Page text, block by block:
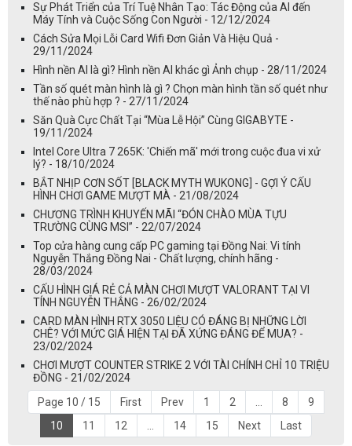
Sự Phát Triển của Trí Tuệ Nhân Tạo: Tác Động của AI đến
Máy Tính và Cuộc Sống Con Người - 12/12/2024
Cách Sửa Mọi Lỗi Card Wifi Đơn Giản Và Hiệu Quả -
29/11/2024
Hình nền AI là gì? Hình nền AI khác gì Ảnh chụp - 28/11/2024
Tần số quét màn hình là gì ? Chọn màn hình tần số quét như
thế nào phù hợp ? - 27/11/2024
Săn Quà Cực Chất Tại “Mùa Lễ Hội” Cùng GIGABYTE -
19/11/2024
Intel Core Ultra 7 265K: 'Chiến mã' mới trong cuộc đua vi xử
lý? - 18/10/2024
BẮT NHỊP CƠN SỐT [BLACK MYTH WUKONG] - GỢI Ý CẤU
HÌNH CHƠI GAME MƯỢT MÀ - 21/08/2024
CHƯƠNG TRÌNH KHUYẾN MÃI “ĐÓN CHÀO MÙA TỰU
TRƯỜNG CÙNG MSI” - 22/07/2024
Top cửa hàng cung cấp PC gaming tại Đồng Nai: Vi tính
Nguyễn Thắng Đồng Nai - Chất lượng, chính hãng -
28/03/2024
CẤU HÌNH GIÁ RẺ CẢ MÀN CHƠI MƯỢT VALORANT TẠI VI
TÍNH NGUYỄN THẮNG - 26/02/2024
CARD MÀN HÌNH RTX 3050 LIỆU CÓ ĐÁNG BỊ NHỮNG LỜI
CHÊ? VỚI MỨC GIÁ HIỆN TẠI ĐÃ XỨNG ĐÁNG ĐỂ MUA? -
23/02/2024
CHƠI MƯỢT COUNTER STRIKE 2 VỚI TÀI CHÍNH CHỈ 10 TRIỆU
ĐỒNG - 21/02/2024
Page 10 / 15
First Prev 1 2 8
9
10
11 12 14 15 Next Last